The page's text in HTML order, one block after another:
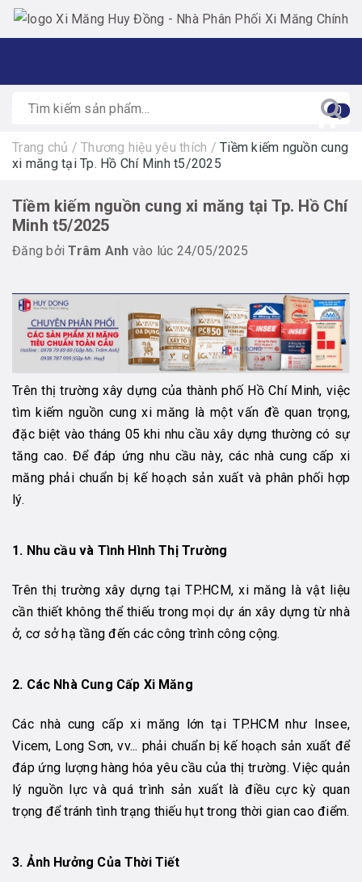
0
Trang chủ / Thương hiệu yêu thích / Tiềm kiếm nguồn cung
xi măng tại Tp. Hồ Chí Minh t5/2025
Tiềm kiếm nguồn cung xi măng tại Tp. Hồ Chí
Minh t5/2025
Đăng bởiTrâm Anh vào lúc 24/05/2025
Trên thị trường xây dựng của thành phố Hồ Chí Minh, việc
tìm kiếm nguồn cung xi măng là một vấn đề quan trọng,
đặc biệt vào tháng 05 khi nhu cầu xây dựng thường có sự
tăng cao. Để đáp ứng nhu cầu này, các nhà cung cấp xi
măng phải chuẩn bị kế hoạch sản xuất và phân phối hợp
lý.
1. Nhu cầu và Tình Hình Thị Trường
Trên thị trường xây dựng tại TP.HCM, xi măng là vật liệu
cần thiết không thể thiếu trong mọi dự án xây dựng từ nhà
ở, cơ sở hạ tầng đến các công trình công cộng.
2. Các Nhà Cung Cấp Xi Măng
Các nhà cung cấp xi măng lớn tại TP.HCM như Insee,
Vicem, Long Sơn, vv... phải chuẩn bị kế hoạch sản xuất để
đáp ứng lượng hàng hóa yêu cầu của thị trường. Việc quản
lý nguồn lực và quá trình sản xuất là điều cực kỳ quan
trọng để tránh tình trạng thiếu hụt trong thời gian cao điểm.
3. Ảnh Hưởng Của Thời Tiết